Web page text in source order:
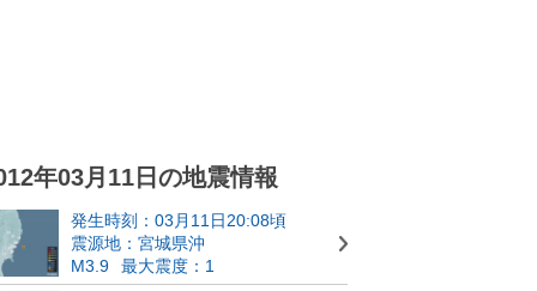
年03月11日の地震情報
発生時刻：03月11日20:08頃
震源地：宮城県沖
M3.9
最大震度：1